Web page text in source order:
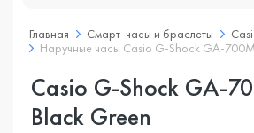
Главная Смарт-часы и браслеты
Наручные часы Casio G-Shock GA-
Casio G-Shock GA-
Black Green